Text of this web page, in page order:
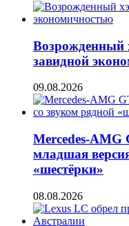
Возрожденный
завидной
09.08.2026
Mercedes-AMG
младшая
«шестёрки»
08.08.2026